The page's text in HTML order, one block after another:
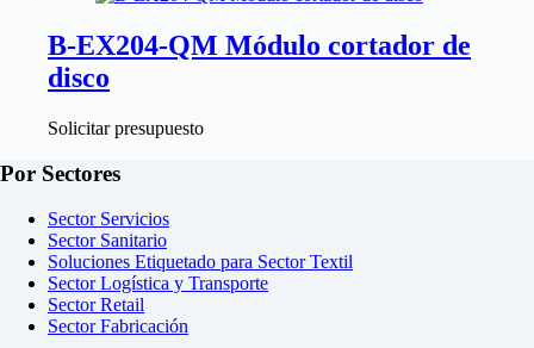
B-EX204-QM Módulo cortador de
disco
Solicitar presupuesto
Por Sectores
Sector Servicios
Sector Sanitario
Soluciones Etiquetado para Sector Textil
Sector Logística y Transporte
Sector Retail
Sector Fabricación